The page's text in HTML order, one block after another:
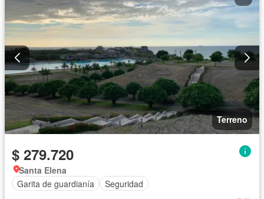
Terreno
$ 279.720
Santa Elena
Garita de guardianía
Seguridad